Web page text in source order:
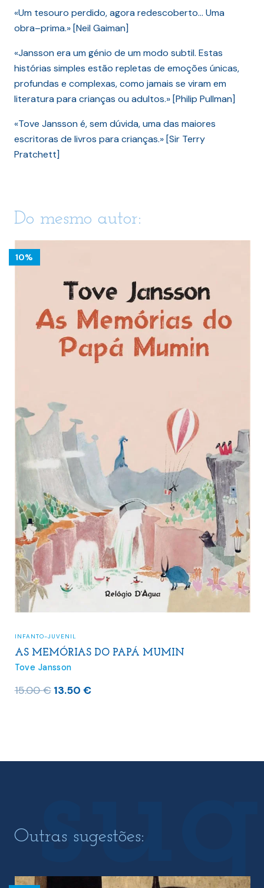
«Um tesouro perdido, agora redescoberto… Uma
obra–prima.» [Neil Gaiman]
«Jansson era um génio de um modo subtil. Estas
histórias simples estão repletas de emoções únicas,
profundas e complexas, como jamais se viram em
literatura para crianças ou adultos.» [Philip Pullman]
«Tove Jansson é, sem dúvida, uma das maiores
escritoras de livros para crianças.» [Sir Terry
Pratchett]
Do mesmo autor:
10%
INFANTO-JUVENIL
AS MEMÓRIAS DO PAPÁ MUMIN
Tove Jansson
15.00€ O
13.50 €O
Outras sugestões: